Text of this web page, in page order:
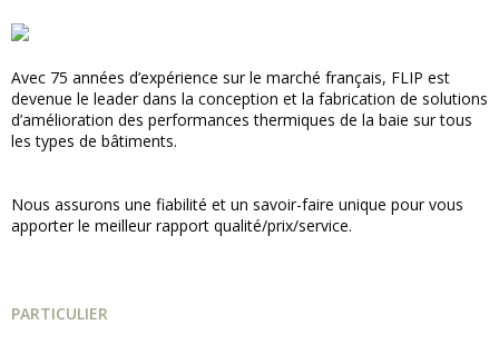
Avec 75 années d’expérience sur le marché français, FLIP est
devenue le leader dans la conception et la fabrication de solutions
d’amélioration des performances thermiques de la baie sur tous
les types de bâtiments.
Nous assurons une fiabilité et un savoir-faire unique pour vous
apporter le meilleur rapport qualité/prix/service.
PARTICULIER